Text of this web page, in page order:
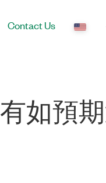
Contact Us
如預